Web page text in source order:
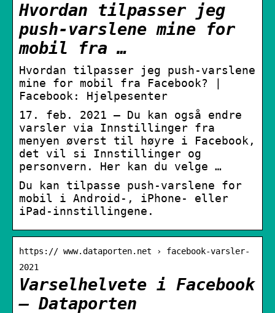
Hvordan tilpasser jeg
push-varslene mine for
mobil fra …
Hvordan tilpasser jeg push-varslene
mine for mobil fra Facebook? |
Facebook: Hjelpesenter
17. feb. 2021 — Du kan også endre
varsler via Innstillinger fra
menyen øverst til høyre i Facebook,
det vil si Innstillinger og
personvern. Her kan du velge …
Du kan tilpasse push-varslene for
mobil i Android-, iPhone- eller
iPad-innstillingene.
https:// www.dataporten.net › facebook-varsler-
2021
Varselhelvete i Facebook
– Dataporten